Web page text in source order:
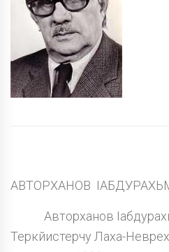
АВТОРХАНОВ
Авторханов
Теркйистерчу Лаха-